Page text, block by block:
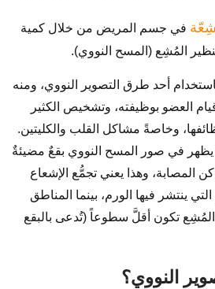
في جسم المريض من خلال كمية
المُشِع (المسح النووي).
أحد طرق التصوير النووي، ومنه
العضو بوظيفته، وتشخيص الكثير
وخاصةً مشاكل القلب والكليتين.
في صور المسح النووي بقعٌ مضيئةٌ
المصابة، وهذا يعني تجمُّع الإشعاع
ينتشر فيها الورم، بينما المناطق
المُشِع تكون أقلَّ سطوعاً (تُدعى بالبقع
النووي؟